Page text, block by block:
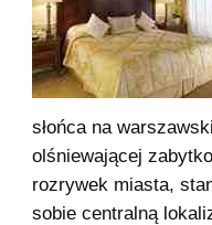
słońca na
olśniewającej
rozrywek miasta,
sobie centralną